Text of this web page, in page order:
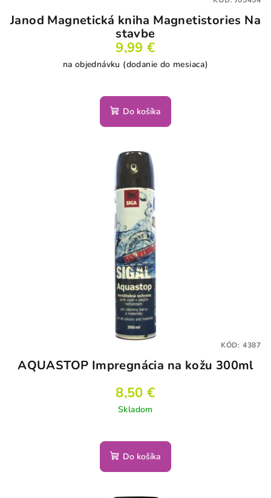
Janod Magnetická kniha Magnetistories Na
stavbe
9,99 €
na objednávku (dodanie do mesiaca)
Do košíka
AQUASTOP Impregnácia na kožu 300ml
8,50 €
Skladom
Do košíka
KÓD: 4387